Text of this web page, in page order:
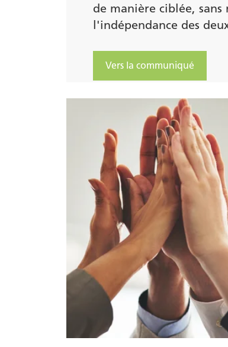
de manière ciblée, sans
l'indépendance des
Vers la communiqué